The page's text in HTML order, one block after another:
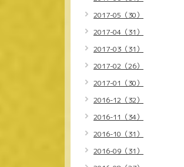
2017-05（30）
2017-04（31）
2017-03（31）
2017-02（26）
2017-01（30）
2016-12（32）
2016-11（34）
2016-10（31）
2016-09（31）